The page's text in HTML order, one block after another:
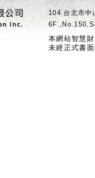
104 台北市中
本網站智慧
未經正式書